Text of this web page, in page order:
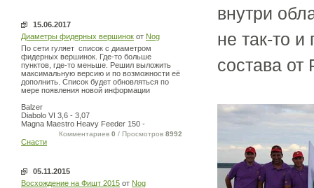
15.06.2017
Диаметры фидерных вершинок от Nog
По сети гуляет список с диаметром
фидерных вершинок. Где-то больше
пунктов, где-то меньше. Решил выложить
максимальную версию и по возможности её
дополнить. Список будет обновляться по
мере появления новой информации
Balzer
Diabolo VI 3,6 - 3,07
Magna Maestro Heavy Feeder 150 -
Комментариев 0 / Просмотров 8992
Снасти
05.11.2015
Восхождение на Фишт 2015 от Nog
внутри
не так-то
состава